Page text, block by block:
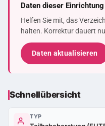
Daten dieser
Helfen Sie mit, das
halten. Korrektur dauert
Daten aktualisieren
Schnellübersicht
TYP